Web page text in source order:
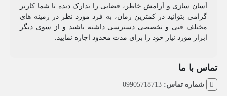
آسان سازی و آرامش خاطر، فضایی را تدارک دیده تا شما کاربر
گرامی بتوانید در کمترین زمان، به فرد مورد نظر در زمینه های
مختلف فنی و تخصصی دسترسی داشته باشید و از سوی دیگر
ابزار مورد نیاز خود را برای مدت محدود اجاره نمایید.
تماس با ما
شماره تماس:09905718713